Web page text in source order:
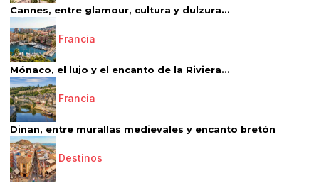
Cannes, entre glamour, cultura y dulzura...
Francia
Mónaco, el lujo y el encanto de la Riviera...
Francia
Dinan, entre murallas medievales y encanto bretón
Destinos